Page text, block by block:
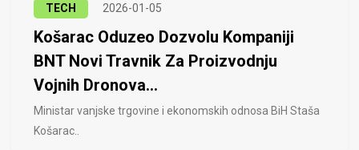
TECH 2026-01-05
Košarac Oduzeo Dozvolu Kompaniji
BNT Novi Travnik Za Proizvodnju
Vojnih Dronova...
Ministar vanjske trgovine i ekonomskih odnosa BiH Staša
Košarac..